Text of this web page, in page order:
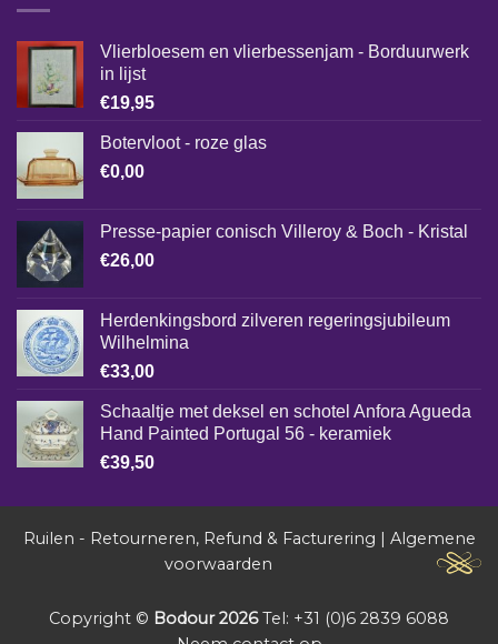
Vlierbloesem en vlierbessenjam - Borduurwerk
in lijst
€19,95
Botervloot - roze glas
€0,00
Presse-papier conisch Villeroy & Boch - Kristal
€26,00
Herdenkingsbord zilveren regeringsjubileum
Wilhelmina
€33,00
Schaaltje met deksel en schotel Anfora Agueda
Hand Painted Portugal 56 - keramiek
€39,50
Ruilen - Retourneren, Refund & Facturering | Algemene
voorwaarden
Copyright © Bodour 2026Tel: +31 (0)6 2839 6088